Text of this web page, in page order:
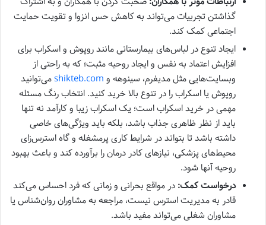
گذاشتن تجربیات می‌تواند به کاهش حس انزوا و تقویت حمایت
اجتماعی کمک کند.
ایجاد تنوع در لباس‌های بیمارستانی مانند روپوش و اسکراب برای
افزایش اعتماد به نفس و ایجاد روحیه مثبت؛ که به راحتی از
‌وبسایت‌هایی مثل مدیفرم، سینوهه و shikteb.comمی‌توانید
روپوش یا اسکراب را در تنوع بالا خرید کنید. انتخاب رنگ مسئله
مهمی در خرید اسکراب است؛ یک اسکراب زیبا و کارآمد نه تنها
باید از نظر ظاهری جذاب باشد، بلکه باید ویژگی‌های خاصی
داشته باشد تا بتواند در شرایط کاری پرمشغله و گاه استرس‌زای
محیط‌های پزشکی، نیازهای کادر درمان را برآورده کند و باعث بهبود
روحیه آنها شود.
درخواست کمک: در مواقع بحرانی و زمانی که فرد احساس می‌کند
قادر به مدیریت استرس نیست، مراجعه به مشاوران روان‌شناس یا
مشاوران شغلی می‌تواند مفید باشد.